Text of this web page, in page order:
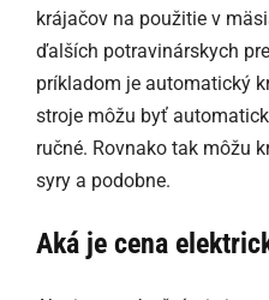
krájačov na použitie v
ďalších potravinárskych
príkladom je automatický
stroje môžu byť
ručné. Rovnako tak môžu
syry a podobne.
Aká je cena